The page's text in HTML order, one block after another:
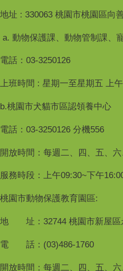
地址 : 330063 桃園市桃園區向
a. 動物保護課、動物管制課、
電話：03-3250126
上班時間 : 星期一至星期五 上
b.桃園市犬貓市區認領養中心
電話：03-3250126 分機556
開放時間：每週二、四、五、六
服務時段：上午09:30~下午
桃園市動物保護教育園區:
地 址：32744 桃園市新屋區
電 話：(03)486-1760
開放時間：每週二、四、五、六